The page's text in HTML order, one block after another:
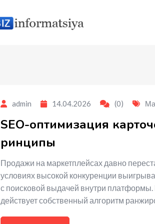
admin 14.04.2026 (0)
SEO-оптимизация
ринципы
Продажи на маркетплейсах давно
условиях высокой конкуренции
с поисковой выдачей внутри платформы.
действует собственный алгоритм